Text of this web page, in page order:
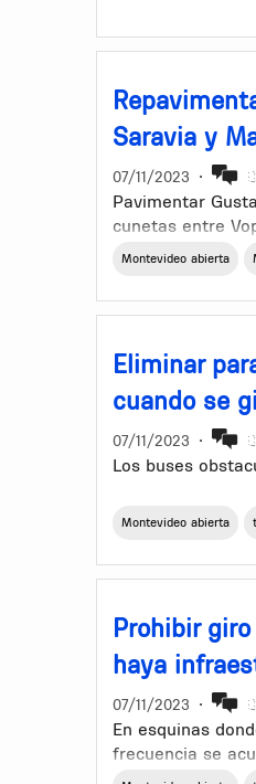
andan a mas de
colocados
Saravia y
07/11/2023 •
Pavimentar
cunetas entre
Ordenamiento
Montevideo abierta
Eliminar
cuando se
07/11/2023 •
Los buses
Montevideo abierta
Prohibir
haya
07/11/2023 •
En esquinas
frecuencia se
bloqueando el